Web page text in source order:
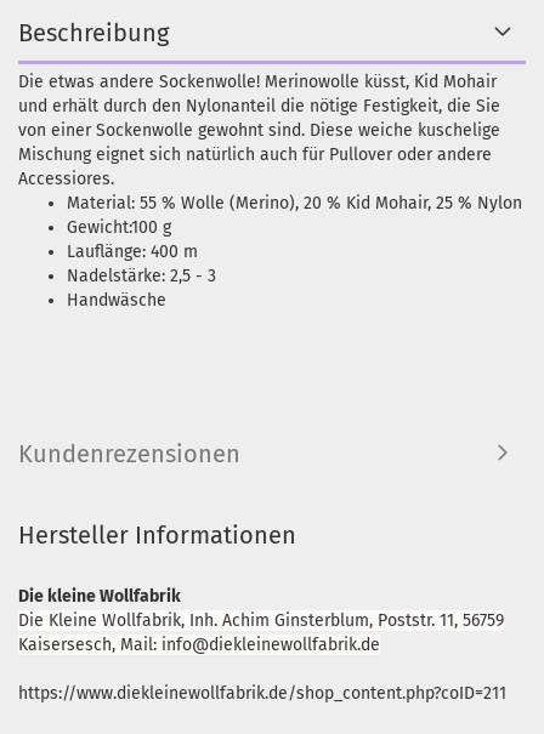
Beschreibung
Die etwas andere Sockenwolle! Merinowolle küsst, Kid Mohair
und erhält durch den Nylonanteil die nötige Festigkeit, die Sie
von einer Sockenwolle gewohnt sind. Diese weiche kuschelige
Mischung eignet sich natürlich auch für Pullover oder andere
Accessiores.
Material: 55 % Wolle (Merino), 20 % Kid Mohair, 25 % Nylon
Gewicht:100 g
Lauflänge: 400 m
Nadelstärke: 2,5 - 3
Handwäsche
Kundenrezensionen
Hersteller Informationen
Die kleine Wollfabrik
Die Kleine Wollfabrik, Inh. Achim Ginsterblum, Poststr. 11, 56759
Kaisersesch, Mail: info@diekleinewollfabrik.de
https://www.diekleinewollfabrik.de/shop_content.php?coID=211